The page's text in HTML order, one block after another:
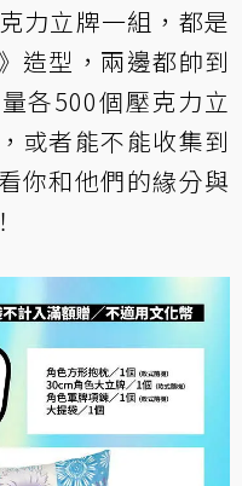
力立牌一組，都是
造型，兩邊都帥到
各500個壓克力立
或者能不能收集到
你和他們的緣分與